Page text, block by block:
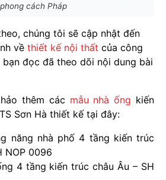
phong cách Pháp
chúng tôi sẽ cập nhật đến
về thiết kế nội thất của công
bạn đọc đã theo dõi nội dung bài
thêm các mẫu nhà ống kiến
Sơn Hà thiết kế tại đây:
năng nhà phố 4 tầng kiến trúc
NOP 0096
4 tầng kiến trúc châu Âu – SH